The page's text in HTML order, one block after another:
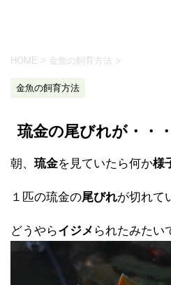
HOME > 金魚の飼育方法 >
金魚の飼育方法
琉金の尾びれが・・・
朝、 琉金を見ていたら何か様
１匹の琉金の尾びれが切れて
どうやらイジメ られたみたい